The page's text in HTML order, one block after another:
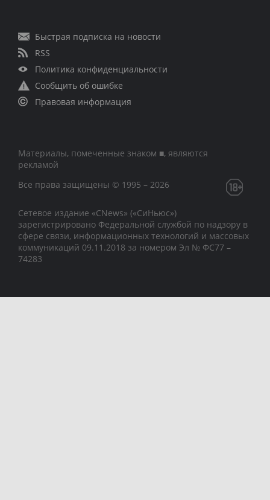
Быстрая подписка на новости
RSS
Политика конфиденциальности
Сообщить об ошибке
Правовая информация
Материалы, помеченные знаком ■, являются
рекламой
Все права защищены © 1995 – 2026
Сетевое издание «CNews» («СиНьюс»)
зарегистрировано Федеральной службой по надзору в
сфере связи, информационных технологий и массовых
коммуникаций 09.11.2018 за номером Эл № ФС77 –
74283